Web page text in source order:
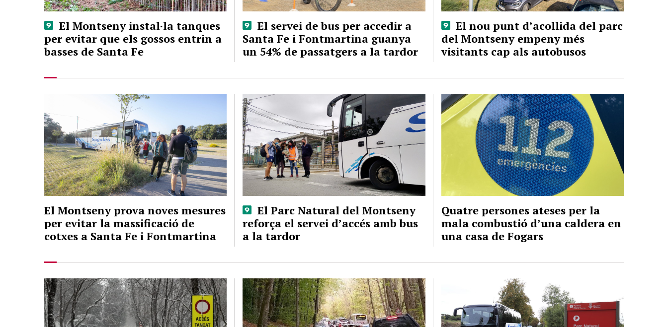
El Montseny instal·la tanques
per evitar que els gossos entrin a
basses de Santa Fe
El servei de bus per accedir a
Santa Fe i Fontmartina guanya
un 54% de passatgers a la tardor
El nou punt d’acollida del parc
del Montseny empeny més
visitants cap als autobusos
El Montseny prova noves mesures
per evitar la massificació de
cotxes a Santa Fe i Fontmartina
El Parc Natural del Montseny
reforça el servei d’accés amb bus
a la tardor
Quatre persones ateses per la
mala combustió d’una caldera en
una casa de Fogars